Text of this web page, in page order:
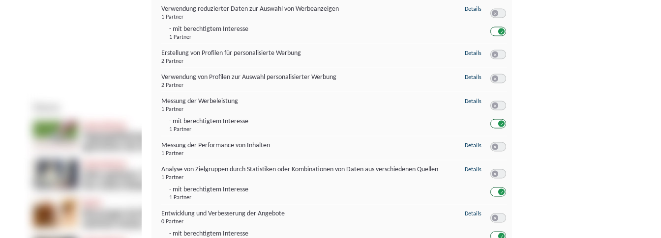
Verwendung reduzierter Daten zur Auswahl von Werbeanzeigen
1 Partner
- mit berechtigtem Interesse
1 Partner
Details zu Verwendung reduzierter Daten zur Auswahl von Werbeanzeigen
Erstellung von Profilen für personalisierte Werbung
2 Partner
Details zu Erstellung von Profilen für personalisierte Werbung
Verwendung von Profilen zur Auswahl personalisierter Werbung
2 Partner
Details zu Verwendung von Profilen zur Auswahl personalisierter Werbung
Messung der Werbeleistung
1 Partner
- mit berechtigtem Interesse
1 Partner
Details zu Messung der Werbeleistung
Messung der Performance von Inhalten
1 Partner
Details zu Messung der Performance von Inhalten
Analyse von Zielgruppen durch Statistiken oder Kombinationen von Daten aus verschiedenen Quellen
1 Partner
- mit berechtigtem Interesse
1 Partner
Details zu Analyse von Zielgruppen durch Statistiken oder Kombinationen von
Entwicklung und Verbesserung der Angebote
0 Partner
- mit berechtigtem Interesse
Details zu Entwicklung und Verbesserung der Angebote